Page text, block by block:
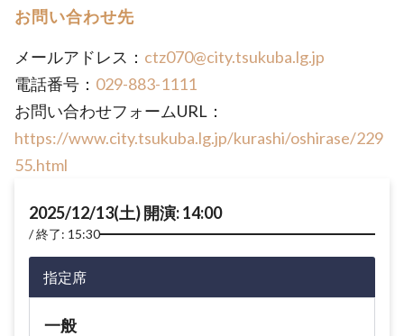
お問い合わせ先
メールアドレス： ctz070@city.tsukuba.lg.jp
電話番号： 029-883-1111
お問い合わせフォームURL：
https://www.city.tsukuba.lg.jp/kurashi/oshirase/229
55.html
2025/12/13(土) 開演: 14:00
終了: 15:30
指定席
一般